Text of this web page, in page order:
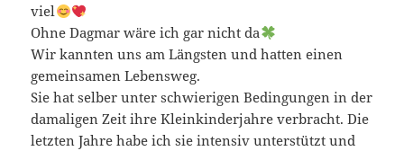
viel
Ohne Dagmar wäre ich gar nicht da
Wir kannten uns am Längsten und hatten einen
gemeinsamen Lebensweg.
Sie hat selber unter schwierigen Bedingungen in der
damaligen Zeit ihre Kleinkinderjahre verbracht. Die
letzten Jahre habe ich sie intensiv unterstützt und